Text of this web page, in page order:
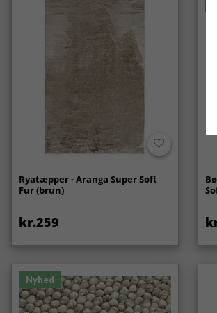
Ryatæpper - Aranga Super Soft
Fur (brun)
kr.259
Nyhed